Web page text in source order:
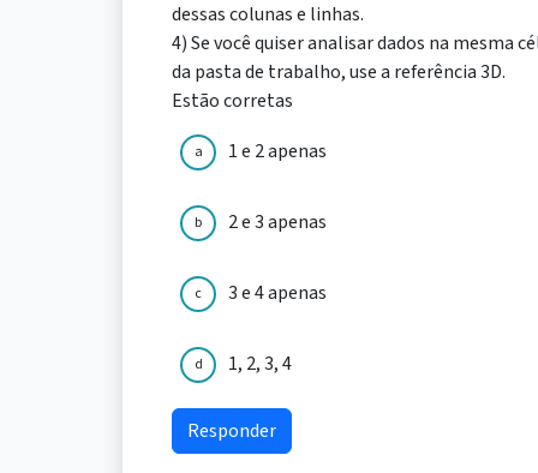
dessas colunas e linhas.
4) Se você quiser analisar dados na mesma
da pasta de trabalho, use a referência 3D.
Estão corretas
a 1 e 2 apenas
b 2 e 3 apenas
c 3 e 4 apenas
d 1, 2, 3, 4